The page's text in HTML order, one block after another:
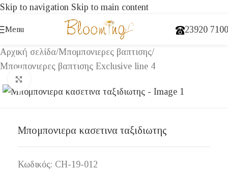
Skip to navigation Skip to main content
Menu 23920
Αρχική σελίδα/Μπομπονιερες βαπτισης/
Μπομπονιερες βαπτισης Exclusive line 4
Μπομπονιερα κασετινα ταξιδιωτης
Κωδικός: CH-19-012